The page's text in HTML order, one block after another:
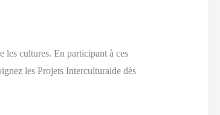
les cultures. En participant à ces
les Projets Interculturaide dès